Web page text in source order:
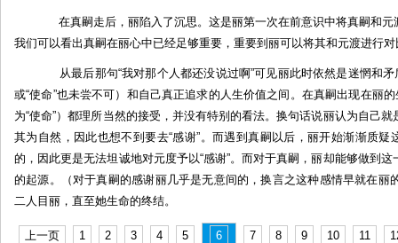
在真嗣走后，丽陷入了沉思。这是丽第一次在前意识中将真嗣和元
我们可以看出真嗣在丽心中已经足够重要，重要到丽可以将其和元渡进行
从最后那句“我对那个人都还没说过啊”可见丽此时依然是迷惘和矛
或“使命”也未尝不可）和自己真正追求的人生价值之间。在真嗣出现在丽
为“使命”）都理所当然的接受，并没有特别的看法。换句话说丽认为自己
其为自然，因此也想不到要去“感谢”。而遇到真嗣以后，丽开始渐渐质疑
的，因此更是无法坦诚地对元度予以“感谢”。而对于真嗣，丽却能够做到
的起源。（对于真嗣的感谢丽几乎是无意间的，换言之这种感情早就在丽
二人目丽，直至她生命的终结。
上一页 1 2 3 4 5 6 7 8 9 10 11